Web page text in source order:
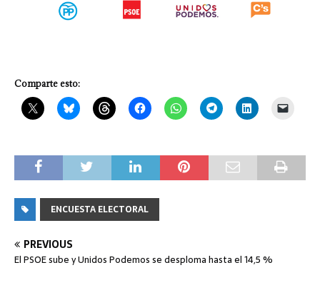
Comparte esto:
ENCUESTA ELECTORAL
PREVIOUS
El PSOE sube y Unidos Podemos se desploma hasta el 14,5 %